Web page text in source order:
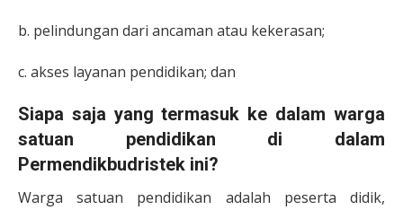
b. pelindungan dari ancaman atau kekerasan;
c. akses layanan pendidikan; dan
Siapa saja yang termasuk ke dalam warga
satuan pendidikan di dalam
Permendikbudristek ini?
Warga satuan pendidikan adalah peserta didik,